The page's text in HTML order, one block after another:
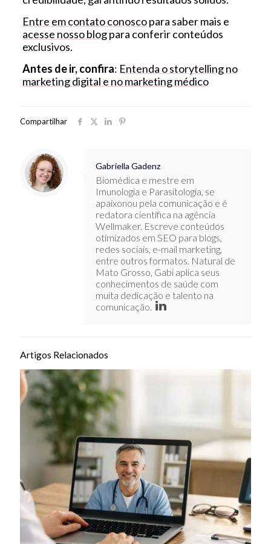
Entre em contato conoscopara saber mais e
acesse nosso blogpara conferir conteúdos
exclusivos.
Antes de ir, confira: Entenda o storytelling no
marketing digital e no marketing médico
Compartilhar
Gabriella Gadenz
Biomédica e mestre em
Imunologia e Parasitologia, se
apaixonou pela comunicação e é
redatora científica na agência
Wellmaker. Escreve conteúdos
otimizados em SEO para blogs,
redes sociais, e-mail marketing,
entre outros formatos. Natural de
Mato Grosso, Gabi aplica seus
conhecimentos de saúde com
muita dedicação e talento na
comunicação.
Artigos Relacionados